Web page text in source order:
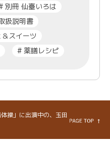
別冊 仙臺いろは
扱説明書
スイーツ
# 薬膳レシピ
体操」に出演中の、玉田